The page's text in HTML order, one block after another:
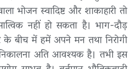
भोजन स्वादिष्ट और शाकाहारी तो
नहीं हो सकता है। भाग-दौड़
के बीच में हमें अपने मन तथा निरोगी
अति आवश्यक है। तभी इस